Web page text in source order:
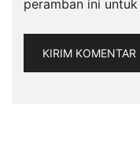
peramban ini